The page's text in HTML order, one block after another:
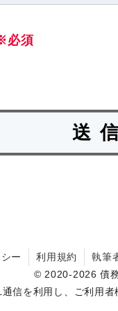
必須
ー 利用規約 執筆
© 2020-2026 債
信を利用し、ご利用者